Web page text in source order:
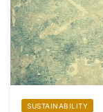
SUSTAINABILITY